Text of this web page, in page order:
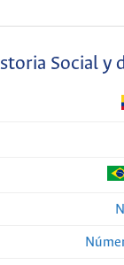
Social y